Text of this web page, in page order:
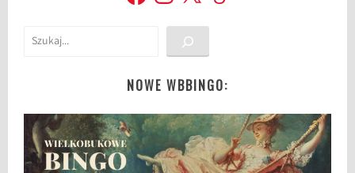
Szukaj
NOWE WBBINGO: